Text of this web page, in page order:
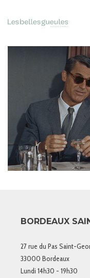
BORDEAUX
27 rue du Pas Saint-
33000 Bordeaux
Lundi 14h30 - 19h30